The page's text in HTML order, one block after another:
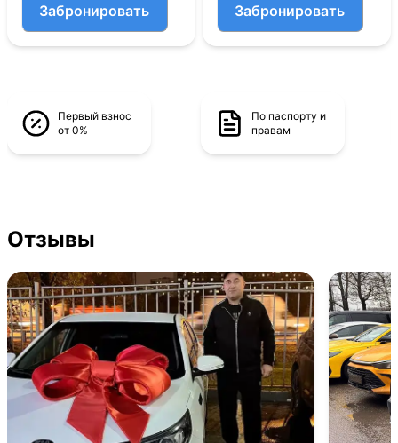
Забронировать Забронировать
Первый взнос
от 0%
По паспорту и
правам
Отзывы